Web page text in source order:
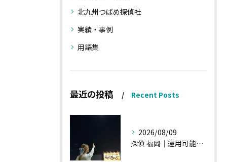
北九州つばめ探偵社
実績・事例
用語集
最近の投稿 Recent Posts
2026/08/09
探偵 福岡｜運用可能な報告書②